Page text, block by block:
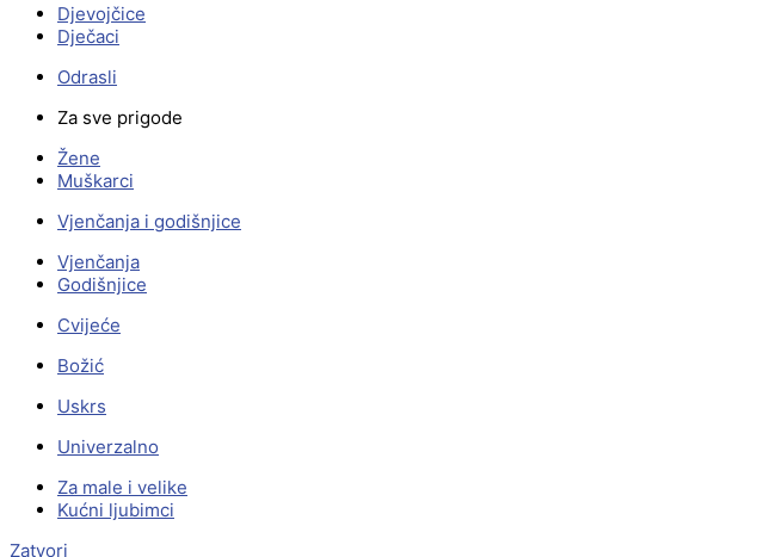
Djevojčice
Dječaci
Odrasli
Za sve prigode
Žene
Muškarci
Vjenčanja i godišnjice
Vjenčanja
Godišnjice
Cvijeće
Božić
Uskrs
Univerzalno
Za male i velike
Kućni ljubimci
Zatvori